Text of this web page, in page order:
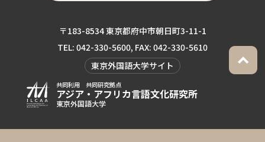
〒183-8534 東京都府中市朝日町3-11-1
TEL: 042-330-5600, FAX: 042-330-5610
東京外国語大学サイト
共同利用 共同研究拠点
アジア・アフリカ言語文化研究所
東京外国語大学